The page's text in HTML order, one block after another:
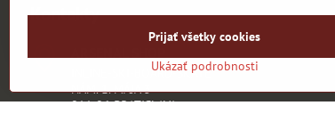
Kontakty
INLINE-SKI-BOARD-SKATE
NÁM. 1. MÁJA 3
811 06 BRATISLAVA
Ukázať podrobnosti
Prijať všetky cookies